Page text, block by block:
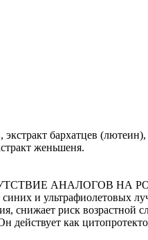
бархатцев (лютеин),
женьшеня.
АНАЛОГОВ НА
синих и
снижает риск возрастной
действует как